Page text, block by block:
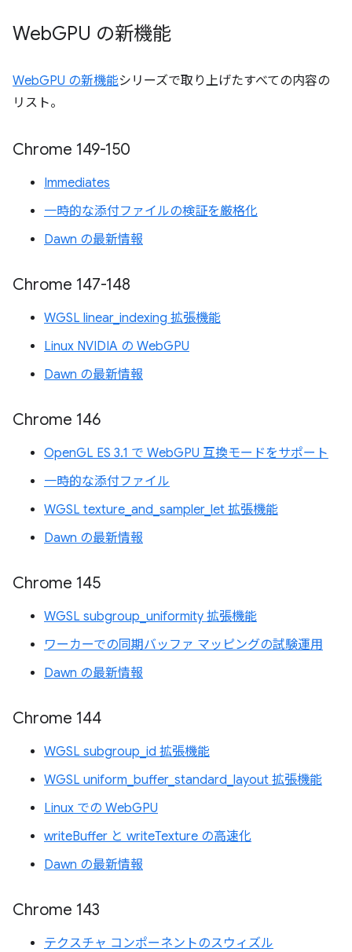
WebGPU の新機能
WebGPU の新機能シリーズで取り上げたすべての内容の
リスト。
Chrome 149-150
Immediates
一時的な添付ファイルの検証を厳格化
Dawn の最新情報
Chrome 147-148
WGSL linear_indexing 拡張機能
Linux NVIDIA の WebGPU
Dawn の最新情報
Chrome 146
OpenGL ES 3.1 で WebGPU 互換モードをサポート
一時的な添付ファイル
WGSL texture_and_sampler_let 拡張機能
Dawn の最新情報
Chrome 145
WGSL subgroup_uniformity 拡張機能
ワーカーでの同期バッファ マッピングの試験運用
Dawn の最新情報
Chrome 144
WGSL subgroup_id 拡張機能
WGSL uniform_buffer_standard_layout 拡張機能
Linux での WebGPU
writeBuffer と writeTexture の高速化
Dawn の最新情報
Chrome 143
テクスチャ コンポーネントのスウィズル